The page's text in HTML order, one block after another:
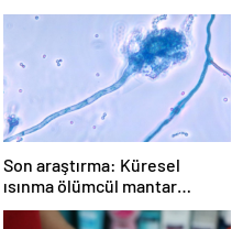
Son araştırma: Küresel
ısınma ölümcül mantar
hastalığını yayabilir